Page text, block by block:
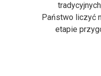
Państwo liczyć
etapie